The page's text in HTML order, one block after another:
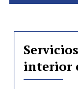
interior